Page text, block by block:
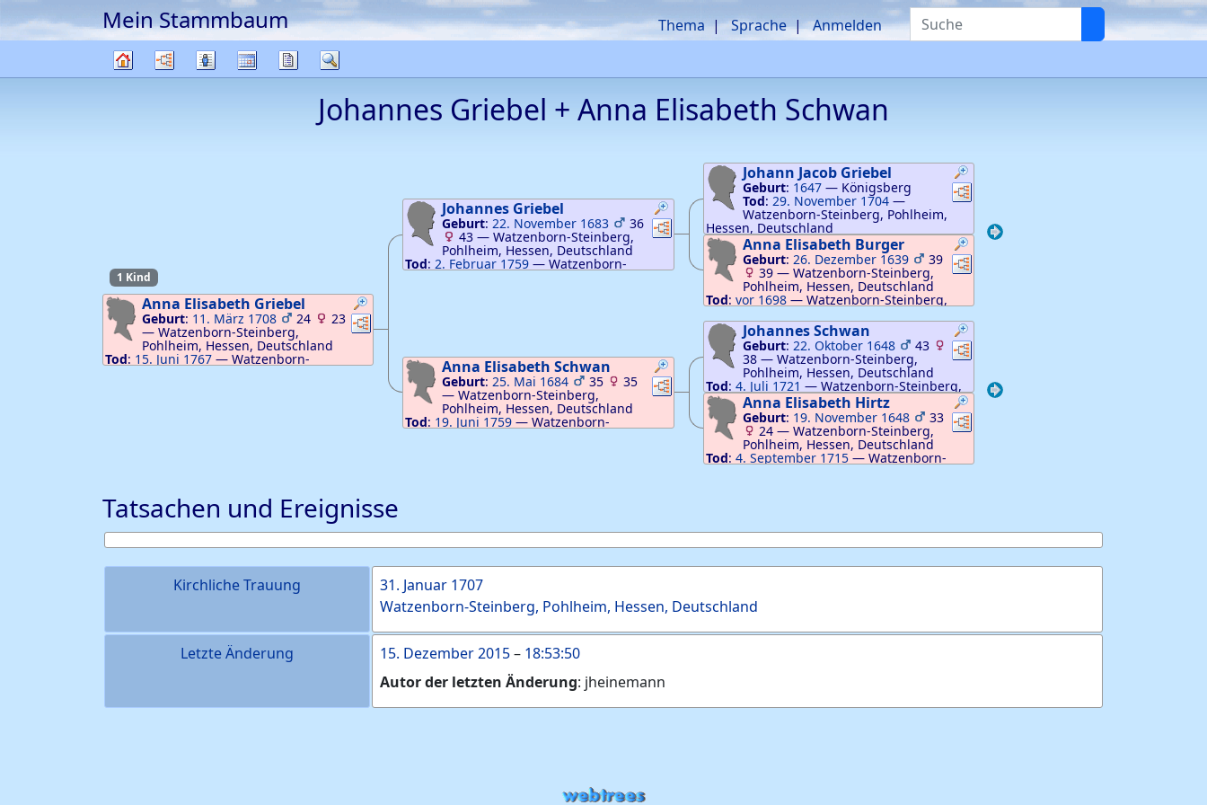
Weiter zu Hauptseite
Mein Stammbaum Suche
Thema Sprache Anmelden
Diagramme
Listen KalenderBerichte
Johannes Griebel + Anna Elisabeth Schwan
1 Kind
Verknüpfungen
Verknüpfungen
Anna Elisabeth Griebel
Geburt: 11. März 1708 24 23
— Watzenborn-Steinberg,
Pohlheim, Hessen, Deutschland
Tod: 15. Juni 1767 — Watzenborn-
Verknüpfungen
Verknüpfungen
Johannes Griebel
Geburt:22. November 1683 36
43 — Watzenborn-Steinberg,
Pohlheim, Hessen, Deutschland
Tod:2. Februar 1759 —Watzenborn-
Verknüpfungen
Verknüpfungen
Johann Jacob Griebel
Geburt: 1647— Königsberg
Tod: 29. November 1704—
Watzenborn-Steinberg, Pohlheim,
Hessen, Deutschland
Verknüpfungen
Verknüpfungen
Anna Elisabeth Burger
Geburt: 26. Dezember 1639 39
39—Watzenborn-Steinberg,
Pohlheim, Hessen, Deutschland
Tod: vor 1698— Watzenborn-Steinberg,
Verknüpfungen
Verknüpfungen
Anna ElisabethSchwan
Geburt:25. Mai 1684 35 35
—Watzenborn-Steinberg,
Pohlheim, Hessen, Deutschland
Tod: 19. Juni 1759 —Watzenborn-
Verknüpfungen
Verknüpfungen
JohannesSchwan
Geburt: 22. Oktober 1648 43
38 — Watzenborn-Steinberg,
Pohlheim, Hessen, Deutschland
Tod: 4. Juli 1721 — Watzenborn-Steinberg,
Pohlheim, Hessen, Deutschland
Verknüpfungen
Verknüpfungen
Anna Elisabeth Hirtz
Geburt: 19. November 1648 33
24—Watzenborn-Steinberg,
Pohlheim, Hessen, Deutschland
Tod: 4. September 1715— Watzenborn-
Tatsachen und Ereignisse
Kirchliche Trauung
31. Januar 1707
Watzenborn-Steinberg, Pohlheim, Hessen, Deutschland
Letzte Änderung 15. Dezember 2015– 18:53:50
Autor der letzten Änderung: jheinemann